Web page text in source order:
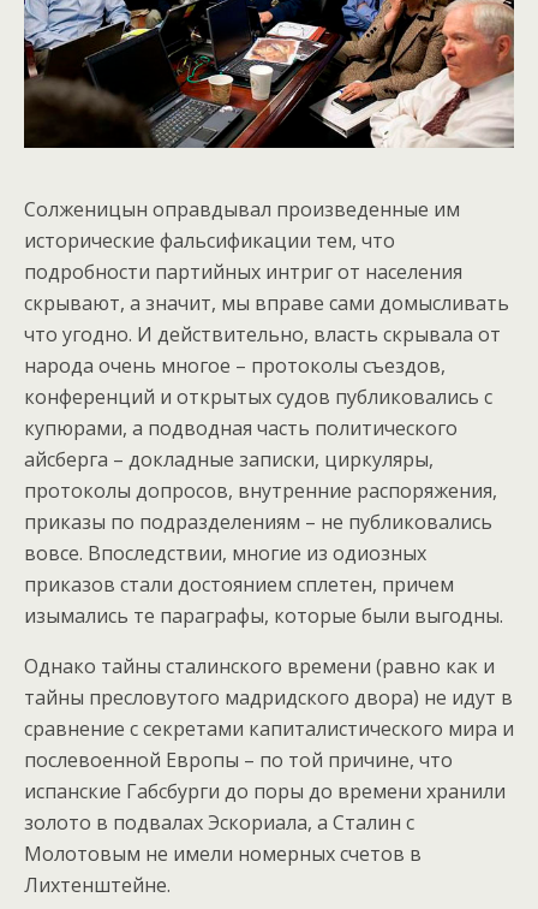
Солженицын оправдывал произведенные им
исторические фальсификации тем, что
подробности партийных интриг от населения
скрывают, а значит, мы вправе сами домысливать
что угодно. И действительно, власть скрывала от
народа очень многое – протоколы съездов,
конференций и открытых судов публиковались с
купюрами, а подводная часть политического
айсберга – докладные записки, циркуляры,
протоколы допросов, внутренние распоряжения,
приказы по подразделениям – не публиковались
вовсе. Впоследствии, многие из одиозных
приказов стали достоянием сплетен, причем
изымались те параграфы, которые были выгодны.
Однако тайны сталинского времени (равно как и
тайны пресловутого мадридского двора) не идут в
сравнение с секретами капиталистического мира и
послевоенной Европы – по той причине, что
испанские Габсбурги до поры до времени хранили
золото в подвалах Эскориала, а Сталин с
Молотовым не имели номерных счетов в
Лихтенштейне.